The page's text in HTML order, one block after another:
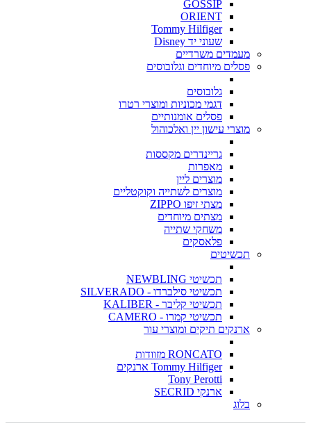
GOSSIP
ORIENT
Tommy Hilfiger
שעוני יד Disney
מעמדים משרדיים
פסלים מיוחדים וגלובוסים
גלובוסים
דגמי מכוניות ומוצרי רטרו
פסלים אומנותיים
מוצרי עישון יין ואלכוהול
גריינדרים מקססות
מאפרות
מוצרים ליין
מוצרים לשתייה וקוקטליים
מצתי זיפו ZIPPO
מצתים מיוחדים
משחקי שתייה
פלאסקים
תכשיטים
תכשיטי NEWBLING
תכשיטי סילברדו - SILVERADO
תכשיטי קליבר - KALIBER
תכשיטי קמרו - CAMERO
ארנקים תיקים ומוצרי עור
RONCATO מזוודות
Tommy Hilfiger ארנקים
Tony Perotti
ארנקי SECRID
בלוג